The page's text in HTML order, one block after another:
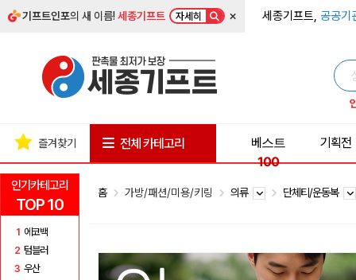
기프트인포의 새 이름!세종기프트 자세히 × 세종기프트, 공공기
인기카테고리
TOP 10
1 에코백
2 텀블러
3 우산
즐겨찾기 전체 카테고리
베스트
100
기획전
홈 가방/패션/미용/키링 의류 단체티/운동복